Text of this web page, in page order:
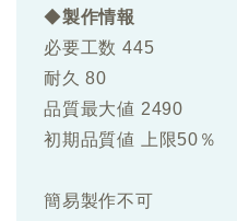
◆製作情報
必要工数 445
耐久 80
品質最大値 2490
初期品質値 上限50％
簡易製作不可